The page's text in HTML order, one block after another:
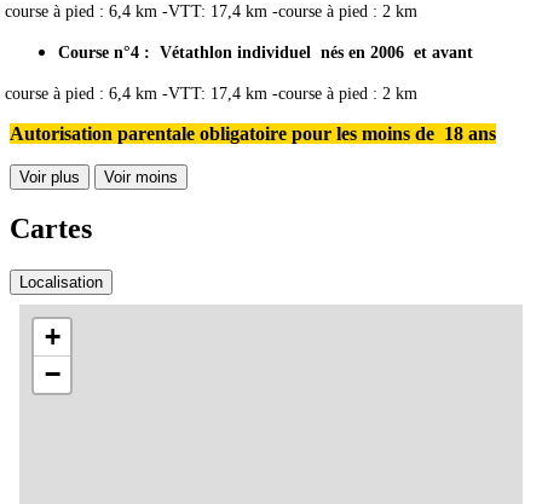
course à pied : 6,4 km -VTT: 17,4 km -course à pied : 2 km
Course n°4 : Vétathlon individuel nés en 2006 et avant
course à pied : 6,4 km -VTT: 17,4 km -course à pied : 2 km
Autorisation parentale obligatoire pour les moins de 18 ans
Voir plus Voir moins
Cartes
Localisation